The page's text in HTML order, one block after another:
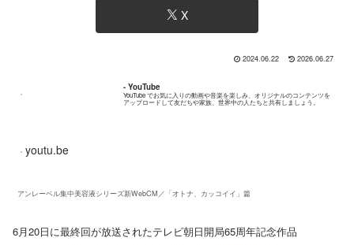
X
2024.06.22 2026.06.27
- YouTube
YouTube でお気に入りの動画や音楽を楽しみ、オリジナルのコンテンツを
アップロードして友だちや家族、世界中の人たちと共有しましょう。
youtu.be
アンレーベル集中美容液シリーズ新WebCM／「オトナ、カッコイイ」篇
6月20日に最終回が放送されたテレビ朝日開局65周年記念作品